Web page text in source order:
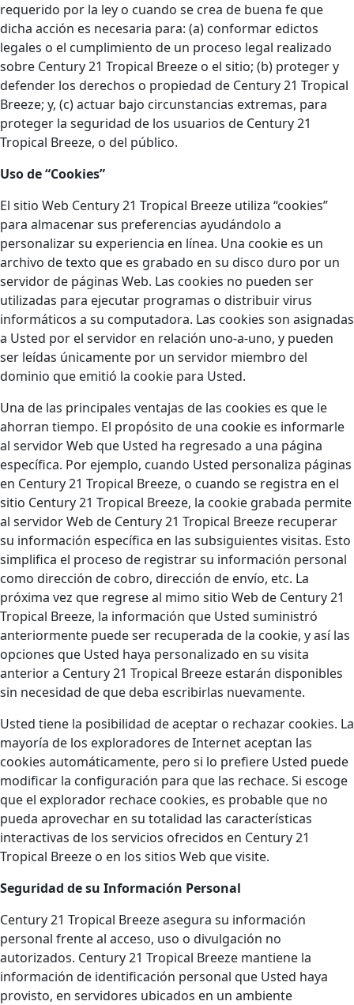
requerido por la ley o cuando se crea de buena fe que
dicha acción es necesaria para: (a) conformar edictos
legales o el cumplimiento de un proceso legal realizado
sobre Century 21 Tropical Breeze o el sitio; (b) proteger y
defender los derechos o propiedad de Century 21 Tropical
Breeze; y, (c) actuar bajo circunstancias extremas, para
proteger la seguridad de los usuarios de Century 21
Tropical Breeze, o del público.
Uso de “Cookies”
El sitio Web Century 21 Tropical Breeze utiliza “cookies”
para almacenar sus preferencias ayudándolo a
personalizar su experiencia en línea. Una cookie es un
archivo de texto que es grabado en su disco duro por un
servidor de páginas Web. Las cookies no pueden ser
utilizadas para ejecutar programas o distribuir virus
informáticos a su computadora. Las cookies son asignadas
a Usted por el servidor en relación uno-a-uno, y pueden
ser leídas únicamente por un servidor miembro del
dominio que emitió la cookie para Usted.
Una de las principales ventajas de las cookies es que le
ahorran tiempo. El propósito de una cookie es informarle
al servidor Web que Usted ha regresado a una página
específica. Por ejemplo, cuando Usted personaliza páginas
en Century 21 Tropical Breeze, o cuando se registra en el
sitio Century 21 Tropical Breeze, la cookie grabada permite
al servidor Web de Century 21 Tropical Breeze recuperar
su información específica en las subsiguientes visitas. Esto
simplifica el proceso de registrar su información personal
como dirección de cobro, dirección de envío, etc. La
próxima vez que regrese al mimo sitio Web de Century 21
Tropical Breeze, la información que Usted suministró
anteriormente puede ser recuperada de la cookie, y así las
opciones que Usted haya personalizado en su visita
anterior a Century 21 Tropical Breeze estarán disponibles
sin necesidad de que deba escribirlas nuevamente.
Usted tiene la posibilidad de aceptar o rechazar cookies. La
mayoría de los exploradores de Internet aceptan las
cookies automáticamente, pero si lo prefiere Usted puede
modificar la configuración para que las rechace. Si escoge
que el explorador rechace cookies, es probable que no
pueda aprovechar en su totalidad las características
interactivas de los servicios ofrecidos en Century 21
Tropical Breeze o en los sitios Web que visite.
Seguridad de su Información Personal
Century 21 Tropical Breeze asegura su información
personal frente al acceso, uso o divulgación no
autorizados. Century 21 Tropical Breeze mantiene la
información de identificación personal que Usted haya
provisto, en servidores ubicados en un ambiente